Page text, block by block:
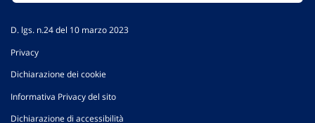
D. lgs. n.24 del 10 marzo 2023
Privacy
Dichiarazione dei cookie
Informativa Privacy del sito
Dichiarazione di accessibilità